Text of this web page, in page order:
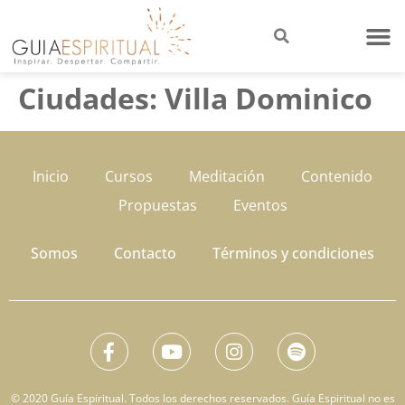
Ciudades: Villa Dominico
Inicio Cursos Meditación
Contenido
Propuestas
Eventos
Somos Contacto Términos y condiciones
© 2020 Guía Espiritual. Todos los derechos reservados. Guía Espiritual no es